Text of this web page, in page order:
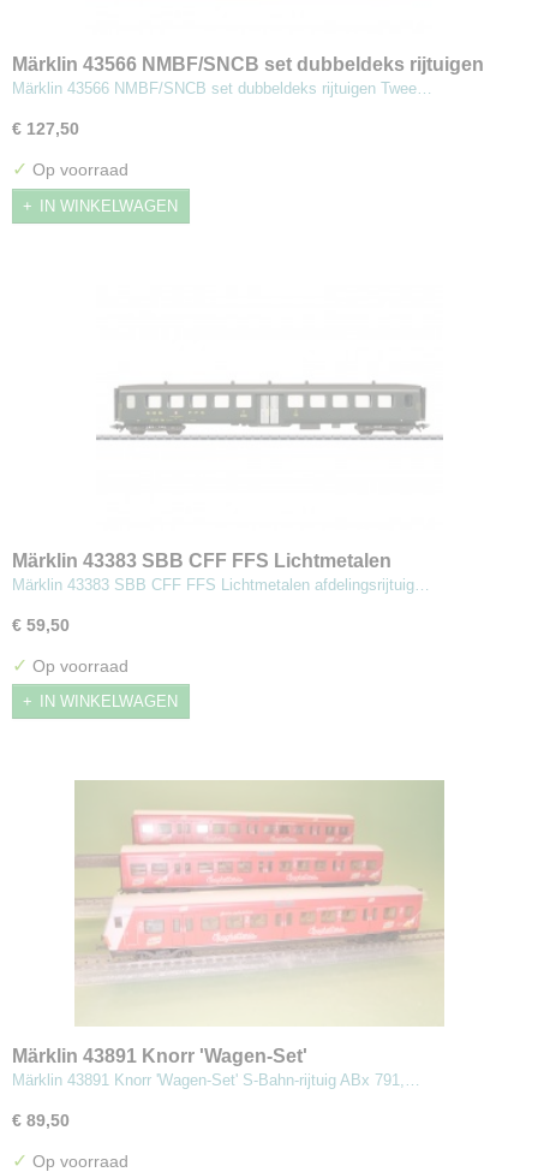
Märklin 43566 NMBF/SNCB set dubbeldeks rijtuigen
Märklin 43566 NMBF/SNCB set dubbeldeks rijtuigen Twee…
€ 127,50
✓ Op voorraad
IN WINKELWAGEN
Märklin 43383 SBB CFF FFS Lichtmetalen
afdelingsrijtuig 2e klas
Märklin 43383 SBB CFF FFS Lichtmetalen afdelingsrijtuig…
€ 59,50
✓ Op voorraad
IN WINKELWAGEN
Märklin 43891 Knorr 'Wagen-Set'
Märklin 43891 Knorr 'Wagen-Set' S-Bahn-rijtuig ABx 791,…
€ 89,50
✓ Op voorraad